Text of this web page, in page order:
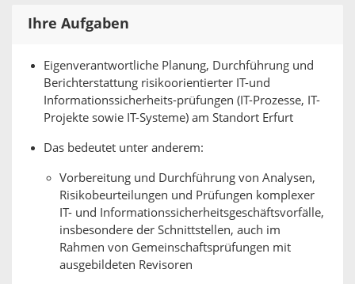
Ihre Aufgaben
Eigenverantwortliche Planung, Durchführung und
Berichterstattung risikoorientierter IT-und
Informationssicherheits-prüfungen (IT-Prozesse, IT-
Projekte sowie IT-Systeme) am Standort Erfurt
Das bedeutet unter anderem:
Vorbereitung und Durchführung von Analysen,
Risikobeurteilungen und Prüfungen komplexer
IT- und Informationssicherheitsgeschäftsvorfälle,
insbesondere der Schnittstellen, auch im
Rahmen von Gemeinschaftsprüfungen mit
ausgebildeten Revisoren